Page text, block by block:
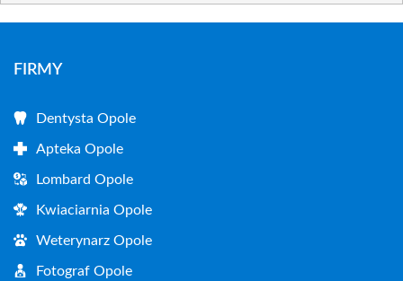
FIRMY
Dentysta Opole
Apteka Opole
Lombard Opole
Kwiaciarnia Opole
Weterynarz Opole
Fotograf Opole